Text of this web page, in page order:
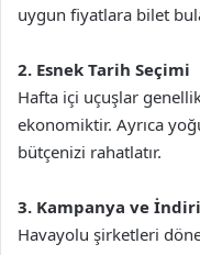
uygun fiyatlara bilet
2. Esnek Tarih Seçimi
Hafta içi uçuşlar
ekonomiktir. Ayrıca
bütçenizi rahatlatır.
3. Kampanya ve
Havayolu şirketleri